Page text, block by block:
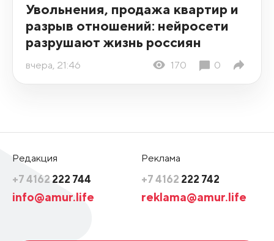
Увольнения, продажа квартир и
разрыв отношений: нейросети
разрушают жизнь россиян
вчера, 21:46 170 0
Редакция
+7 4162 222 744
info@amur.life
Реклама
+7 4162 222 742
reklama@amur.life